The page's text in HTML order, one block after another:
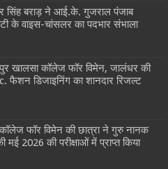
सिंह बराड़ ने आई.के. गुजराल पंजाब
के वाइस-चांसलर का पदभार संभाला
खालसा कॉलेज फॉर विमेन, जालंधर की
फैशन डिजाइनिंग का शानदार रिजल्ट
कॉलेज फॉर विमेन की छात्रा ने गुरु नानक
मई 2026 की परीक्षाओं में प्राप्त किया